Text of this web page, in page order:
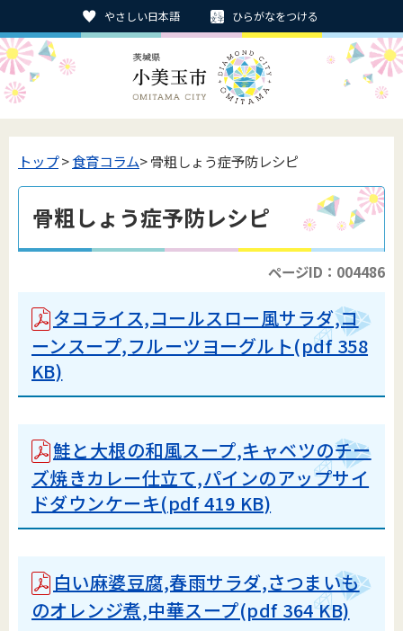
やさしい日本語 ひらがなをつける
トップ>食育コラム> 骨粗しょう症予防レシピ
骨粗しょう症予防レシピ
ページID：004486
タコライス,コールスロー風サラダ,コ
ーンスープ,フルーツヨーグルト(pdf 358
KB)
鮭と大根の和風スープ,キャベツのチー
ズ焼きカレー仕立て,パインのアップサイ
ドダウンケーキ(pdf 419 KB)
白い麻婆豆腐,春雨サラダ,さつまいも
のオレンジ煮,中華スープ(pdf 364 KB)